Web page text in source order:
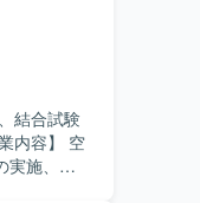
ます。
す。イン
、Visual
結合試験
実施、不